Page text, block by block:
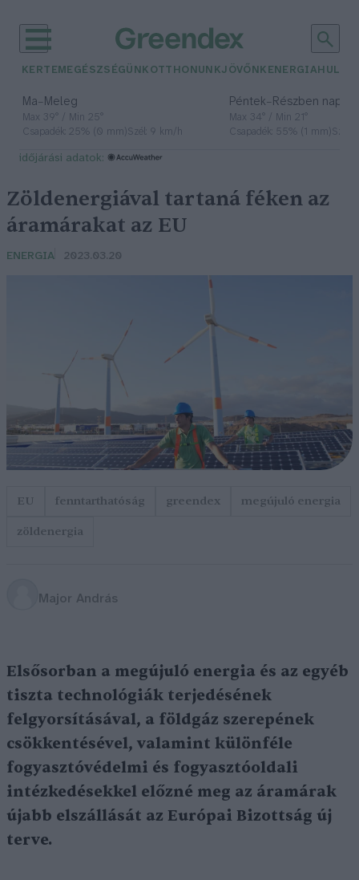
KERTEM EGÉSZSÉGÜNK OTTHONUNKJÖVŐNK ENERGIA
Ma– Meleg
Max 39° / Min 25°
Csapadék: 25% (0 mm)Szél: 9 km/h
Péntek– Részben
Max 34° / Min 21°
Csapadék: 55% (1 mm)Szél:
időjárási adatok:
Zöldenergiával tartaná féken az
áramárakat az EU
ENERGIA 2023.03.20
EU fenntarthatóság greendex
megújuló energia
zöldenergia
Major András
Elsősorban a megújuló energia és az egyéb
tiszta technológiák terjedésének
felgyorsításával, a földgáz szerepének
csökkentésével, valamint különféle
fogyasztóvédelmi és fogyasztóoldali
intézkedésekkel előzné meg az áramárak
újabb elszállását az Európai Bizottság új
terve.